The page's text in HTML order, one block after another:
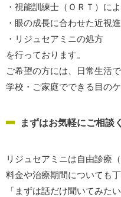
・視能訓練士（ＯＲＴ）に
・眼の成長に合わせた近視
・リジュセアミニの処方
を行っております。
ご希望の方には、日常生活
学校・ご家庭でできる目の
まずはお気軽にご相談
リジュセアミニは自由診療
料金や治療期間についても
「まずは話だけ聞いてみた